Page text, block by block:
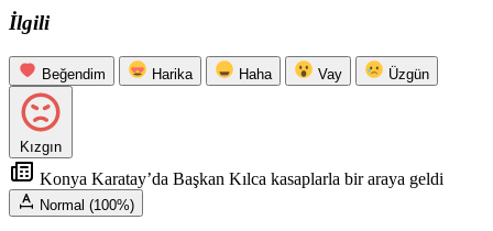
İlgili
Beğendim Harika Haha Vay Üzgün
Kızgın
Konya Karatay’da Başkan Kılca kasaplarla bir araya geldi
Normal (100%)